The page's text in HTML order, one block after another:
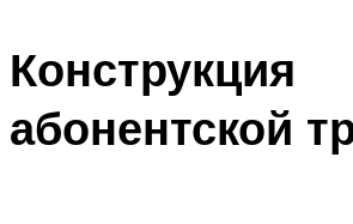
Конструкция
абонентской